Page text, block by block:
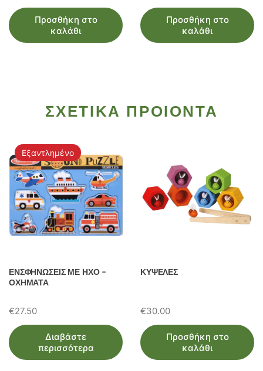
Προσθήκη στο
καλάθι
Προσθήκη στο
καλάθι
ΣΧΕΤΙΚΑ ΠΡΟΙΟΝΤΑ
Εξαντλημένο
ΕΝΣΦΗΝΩΣΕΙΣ ΜΕ ΗΧΟ –
ΟΧΗΜΑΤΑ
€27.50
Διαβάστε
περισσότερα
ΚΥΨΕΛΕΣ
€30.00
Προσθήκη στο
καλάθι